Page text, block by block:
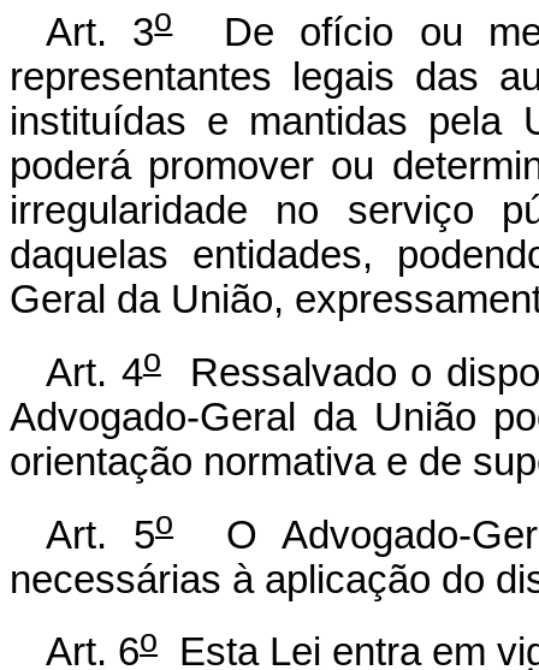
Art. 3oDe ofício ou
representantes legais das
instituídas e mantidas pela
poderá promover ou
irregularidade no serviço
daquelas entidades,
Geral da União,
Art. 4oRessalvado o
Advogado-Geral da União
orientação normativa e de
Art. 5o
O Advogado-
necessárias à aplicação do
Art. 6o
Esta Lei entra em